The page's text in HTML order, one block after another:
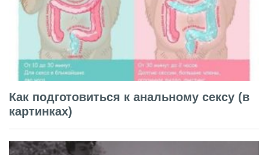
Как подготовиться к анальному сексу (в
картинках)